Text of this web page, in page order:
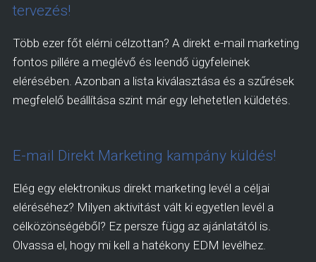
tervezés!
Több ezer főt elérni célzottan? A direkt e-mail marketing
fontos pillére a meglévő és leendő ügyfeleinek
elérésében. Azonban a lista kiválasztása és a szűrések
megfelelő beállítása szint már egy lehetetlen küldetés.
E-mail Direkt Marketing kampány küldés!
Elég egy elektronikus direkt marketing levél a céljai
eléréséhez? Milyen aktivitást vált ki egyetlen levél a
célközönségéből? Ez persze függ az ajánlatától is.
Olvassa el, hogy mi kell a hatékony EDM levélhez.